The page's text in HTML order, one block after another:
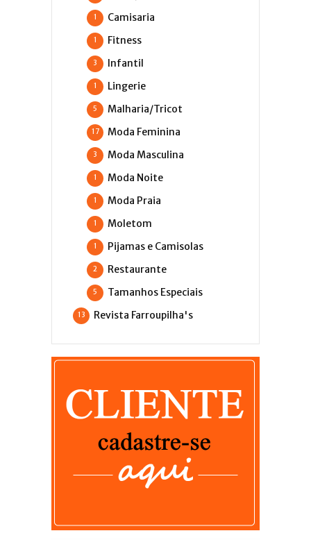
Camisaria
1
Fitness
1
Infantil
3
Lingerie
1
Malharia/Tricot
5
Moda Feminina
17
Moda Masculina
3
Moda Noite
1
Moda Praia
1
Moletom
1
Pijamas e Camisolas
1
Restaurante
2
Tamanhos Especiais
5
Revista Farroupilha's
13